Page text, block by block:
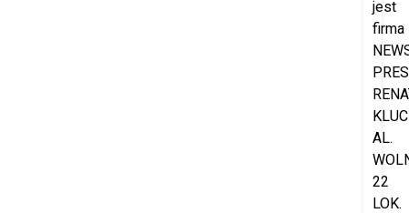
jest
firma
AL.
22
LOK.